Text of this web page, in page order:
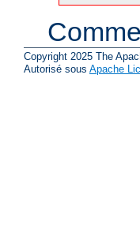
Copyright 2025 The
Autorisé sous Apache